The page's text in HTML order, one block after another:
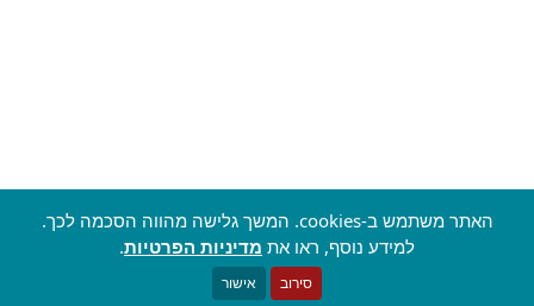
האתר משתמש ב-cookies. המשך גלישה מהווה הסכמה לכך.
למידע נוסף, ראו את מדיניות הפרטיות.
סירוב אישור